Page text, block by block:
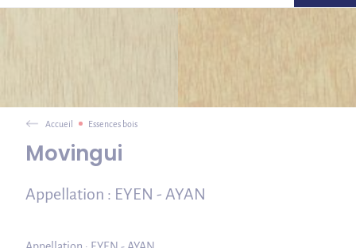
Accueil Essences bois
Movingui
Appellation : EYEN - AYAN